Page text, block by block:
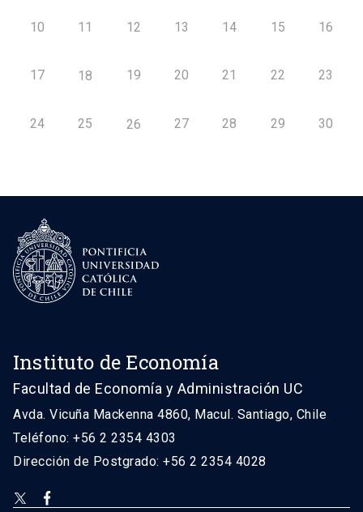
10 11 12 13 14 15 16
17 18 19 20 21 22 23
24 25 26 27 28 29 30
Instituto de Economía
Facultad de Economía y Administración UC
Avda. Vicuña Mackenna 4860, Macul. Santiago, Chile
Teléfono: +56 2 2354 4303
Dirección de Postgrado: +56 2 2354 4028